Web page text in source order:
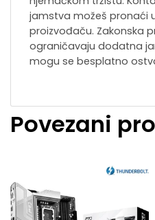
jamstva možeš pronaći
proizvođaču. Zakonska
ograničavaju dodatna
mogu se besplatno
Povezani